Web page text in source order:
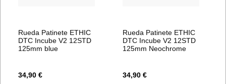
Rueda Patinete ETHIC
DTC Incube V2 12STD
125mm blue
34,90 €
Rueda Patinete ETHIC
DTC Incube V2 12STD
125mm Neochrome
34,90 €